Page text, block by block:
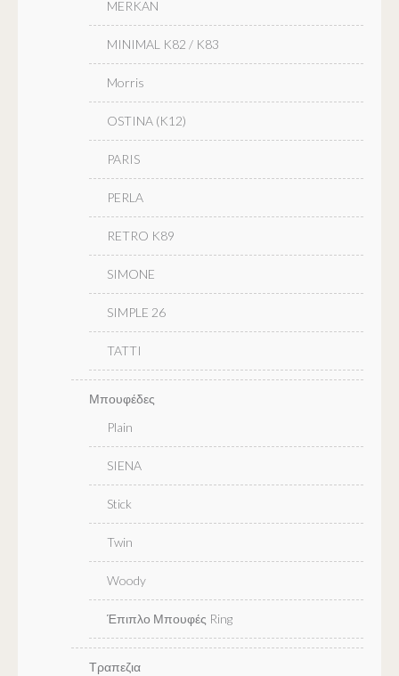
MERKAN
MINIMAL K82 / K83
Morris
OSTINA (K12)
PARIS
PERLA
RETRO K89
SIMONE
SIMPLE 26
TATTI
Μπουφέδες
Plain
SIENA
Stick
Twin
Woody
Έπιπλο Μπουφές Ring
Τραπεζια